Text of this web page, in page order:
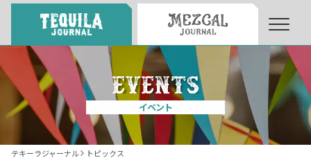
About About Tequila Journal
テキーラとは What’s Tequila
イベント
テキーラジャーナル トピックス